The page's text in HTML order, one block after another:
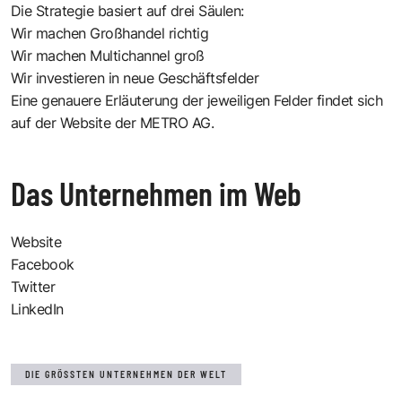
Die Strategie basiert auf drei Säulen:
Wir machen Großhandel richtig
Wir machen Multichannel groß
Wir investieren in neue Geschäftsfelder
Eine genauere Erläuterung der jeweiligen Felder findet sich
auf der Website der METRO AG.
Das Unternehmen im Web
Website
Facebook
Twitter
LinkedIn
DIE GRÖSSTEN UNTERNEHMEN DER WELT